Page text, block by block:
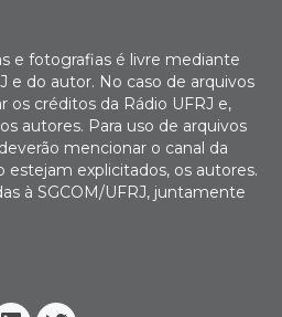
e fotografias é livre mediante
e do autor. No caso de arquivos
os créditos da Rádio UFRJ e,
autores. Para uso de arquivos
mencionar o canal da
estejam explicitados, os autores.
à SGCOM/UFRJ, juntamente